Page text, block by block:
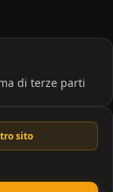
di terze parti
sito